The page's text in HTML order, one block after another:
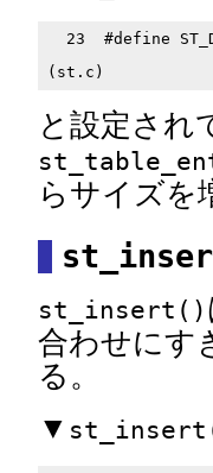
23  #define
と設定され
らサイズを
st_insert()
合わせにす
る。
▼